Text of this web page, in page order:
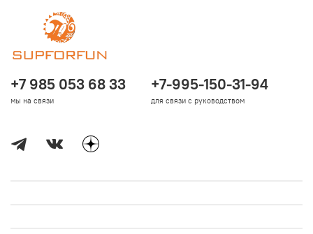
+7 985 053 68 33
мы на связи
+7-995-150-31-94
для связи с руководством